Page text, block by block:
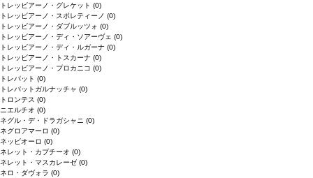
トレッビアーノ・グレケット (0)
トレッビアーノ・スポレティーノ (0)
トレッビアーノ・ダブルッツォ (0)
トレッビアーノ・ディ・ソアーヴェ (0)
トレッビアーノ・ディ・ルガーナ (0)
トレッビアーノ・トスカーナ (0)
トレッビアーノ・プロカニコ (0)
トレパット (0)
トレパットガルナッチャ (0)
トロンテス (0)
ニエルチオ (0)
ネグル・デ・ドラガシャニ (0)
ネグロアマーロ (0)
ネッビオーロ (0)
ネレット・カプチーオ (0)
ネレット・マスカレーゼ (0)
ネロ・ダヴォラ (0)